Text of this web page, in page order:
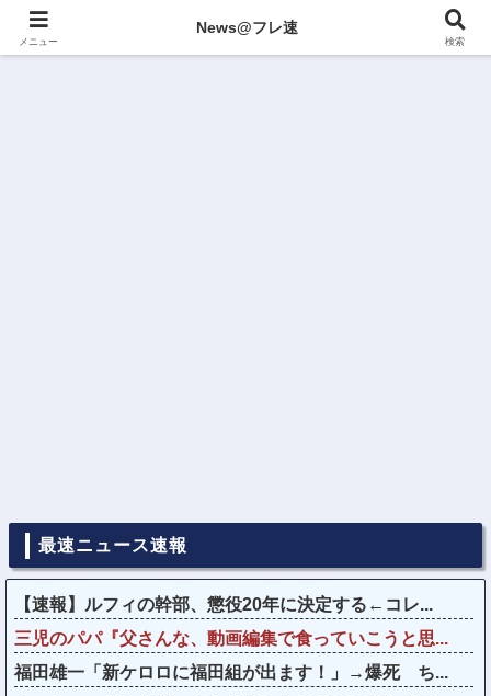
最速ニュース速報
【速報】ルフィの幹部、懲役20年に決定する←コレ...
三児のパパ『父さんな、動画編集で食っていこうと思...
福田雄一「新ケロロに福田組が出ます！」→爆死 ち...
メニュー
News@フレ速
検索